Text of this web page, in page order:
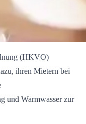
(HKVO)
ihren Mietern bei
und Warmwasser zur